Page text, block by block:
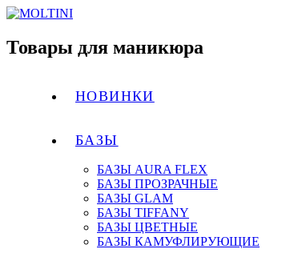
Товары для маникюра
НОВИНКИ
БАЗЫ
БАЗЫ AURA FLEX
БАЗЫ ПРОЗРАЧНЫЕ
БАЗЫ GLAM
БАЗЫ TIFFANY
БАЗЫ ЦВЕТНЫЕ
БАЗЫ КАМУФЛИРУЮЩИЕ